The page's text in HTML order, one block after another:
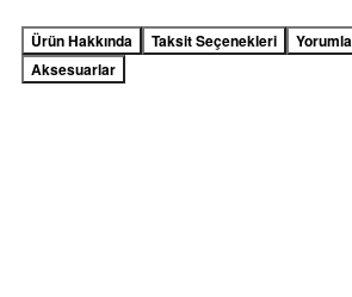
Ürün Hakkında Taksit Seçenekleri
Aksesuarlar